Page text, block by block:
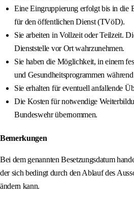
Eine Eingruppierung erfolgt bis in die
für den öffentlichen Dienst (TVöD).
Sie arbeiten in Vollzeit oder Teilzeit.
Dienststelle vor Ort wahrzunehmen.
Sie haben die Möglichkeit, in einem
und Gesundheitsprogrammen
Sie erhalten für eventuell anfallende
Die Kosten für notwendige
Bundeswehr übernommen.
Bemerkungen
Bei dem genannten Besetzungsdatum
der sich bedingt durch den Ablauf des
ändern kann.